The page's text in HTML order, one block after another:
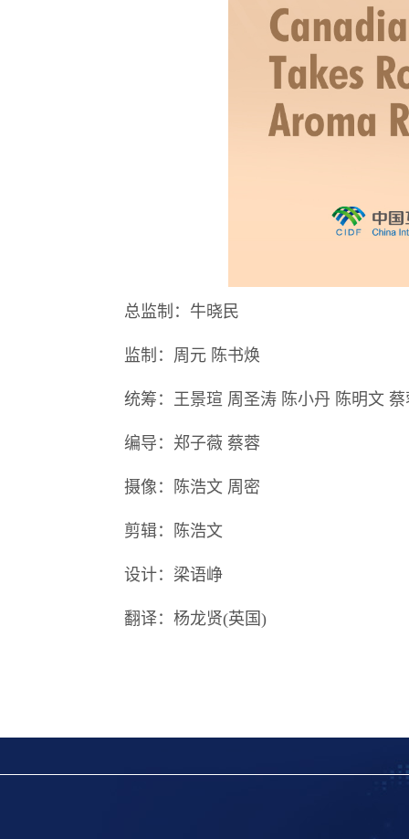
总监制：牛晓民
监制：周元 陈书焕
统筹：王景瑄 周圣涛 陈小丹 陈明文 蔡
编导：郑子薇 蔡蓉
摄像：陈浩文 周密
剪辑：陈浩文
设计：梁语峥
翻译：杨龙贤(英国)